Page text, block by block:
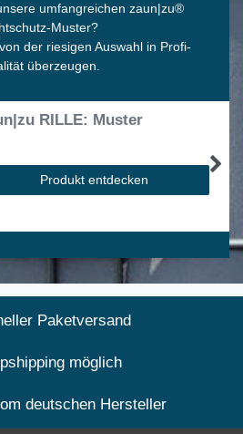
umfangreichen zaun|zu®
Muster?
der riesigen Auswahl in Profi-
überzeugen.
RILLE: Muster
Produkt entdecken
Paketversand
möglich
deutschen Hersteller